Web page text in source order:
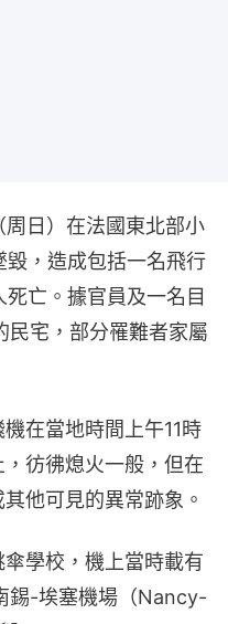
日）在法國東北部小
，造成包括一名飛行
亡。據官員及一名目
民宅，部分罹難者家屬
在當地時間上午11時
彷彿熄火一般，但在
他可見的異常跡象。
學校，機上當時載有
錫-埃塞機場（Nancy-